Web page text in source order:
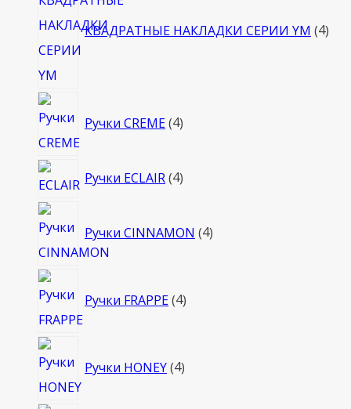
КВАДРАТНЫЕ НАКЛАДКИ СЕРИИ YM 4
Ручки CREME 4товара
Ручки ECLAIR 44
Ручки CINNAMON 4товара
Ручки FRAPPE 4товара
Ручки HONEY 4товара